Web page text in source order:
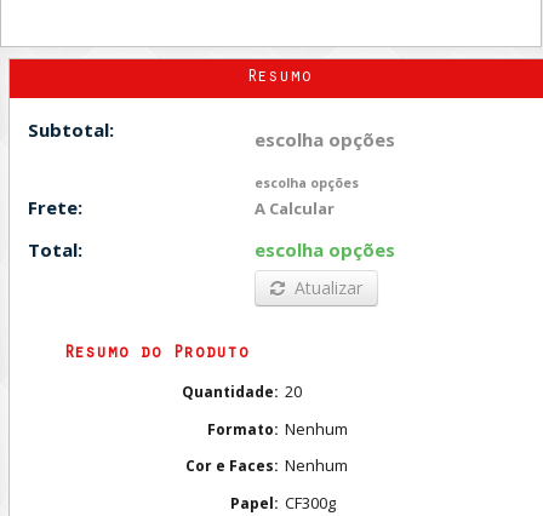
Resumo
Subtotal: escolha opções
escolha opções
Frete: A Calcular
Total: escolha opções
Atualizar
Resumo do Produto
Quantidade: 20
Formato: Nenhum
Cor e Faces: Nenhum
Papel: CF300g